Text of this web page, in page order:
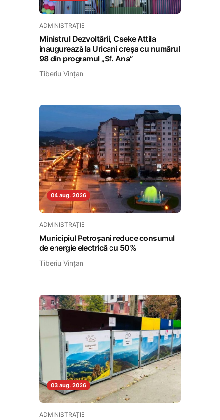
ADMINISTRAȚIE
Ministrul Dezvoltării, Cseke Attila
inaugurează la Uricani creșa cu numărul
98 din programul „Sf. Ana”
Tiberiu Vințan
04 aug. 2026
ADMINISTRAȚIE
Municipiul Petroșani reduce consumul
de energie electrică cu 50%
Tiberiu Vințan
03 aug. 2026
ADMINISTRAȚIE